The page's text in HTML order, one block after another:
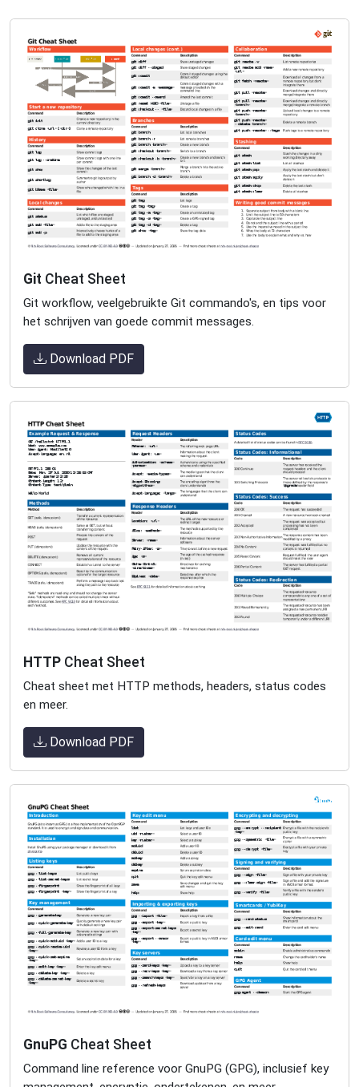
Git Cheat Sheet
Git workflow, veelgebruikte Git commando's, en tips voor
het schrijven van goede commit messages.
Download PDF
HTTP Cheat Sheet
Cheat sheet met HTTP methods, headers, status codes
en meer.
Download PDF
GnuPG Cheat Sheet
Command line reference voor GnuPG (GPG), inclusief key